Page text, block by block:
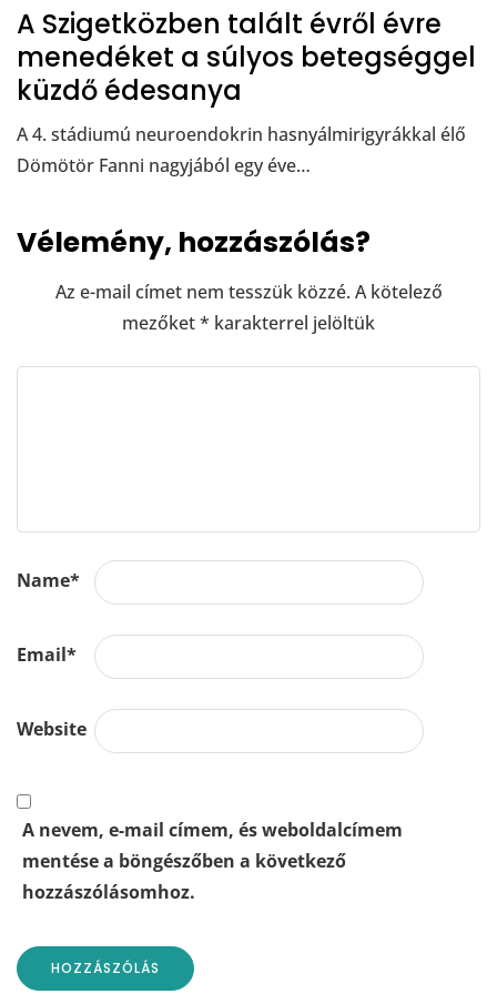
A Szigetközben talált évről évre
menedéket a súlyos betegséggel
küzdő édesanya
A 4. stádiumú neuroendokrin hasnyálmirigyrákkal élő
Dömötör Fanni nagyjából egy éve…
Vélemény, hozzászólás?
Az e-mail címet nem tesszük közzé. A kötelező
mezőket* karakterrel jelöltük
Name*
Email*
Website
A nevem, e-mail címem, és weboldalcímem
mentése a böngészőben a következő
hozzászólásomhoz.